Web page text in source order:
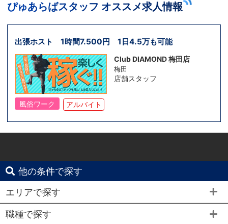
ぴゅあらばスタッフ オススメ求人情報
出張ホスト 1時間7.500円 1日4.5万も可能
Club DIAMOND 梅田店
梅田
店舗スタッフ
風俗ワーク アルバイト
他の条件で探す
エリアで探す
職種で探す